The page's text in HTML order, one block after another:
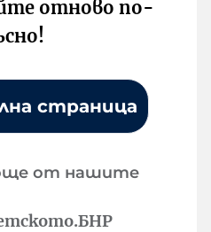
отново по-
страница
от нашите